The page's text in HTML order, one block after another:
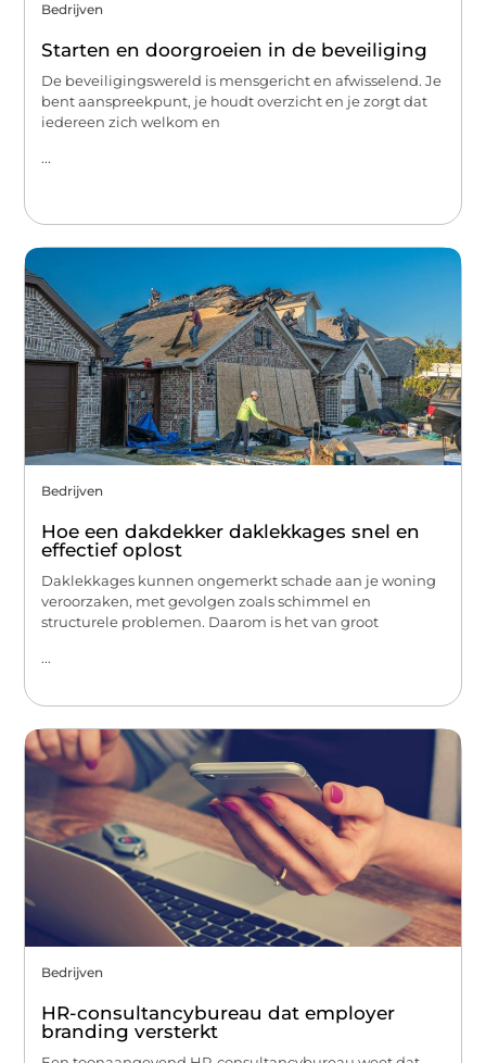
Bedrijven
Starten en doorgroeien in de beveiliging
De beveiligingswereld is mensgericht en afwisselend. Je
bent aanspreekpunt, je houdt overzicht en je zorgt dat
iedereen zich welkom en
...
Bedrijven
Hoe een dakdekker daklekkages snel en
effectief oplost
Daklekkages kunnen ongemerkt schade aan je woning
veroorzaken, met gevolgen zoals schimmel en
structurele problemen. Daarom is het van groot
...
Bedrijven
HR-consultancybureau dat employer
branding versterkt